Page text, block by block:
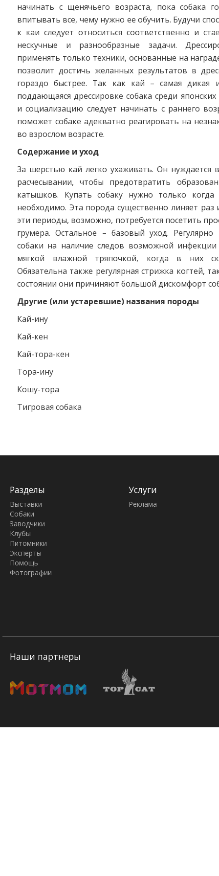
начинать с щенячьего возраста, пока собака
впитывать все, чему нужно ее обучить. Будучи
к каи следует относиться соответственно и
нескучные и разнообразные задачи.
применять только техники, основанные на
позволит достичь желанных результатов в
гораздо быстрее. Так как кай – самая дикая
поддающаяся дрессировке собака среди
и социализацию следует начинать с раннего
поможет собаке адекватно реагировать на
во взрослом возрасте.
Содержание и уход
За шерстью кай легко ухаживать. Он нуждается
расчесывании, чтобы предотвратить
катышков. Купать собаку нужно только когда
необходимо. Эта порода существенно линяет раз
эти периоды, возможно, потребуется посетить
грумера. Остальное – базовый уход.
собаки на наличие следов возможной
мягкой влажной тряпочкой, когда в них
Обязательна также регулярная стрижка когтей,
состоянии они причиняют большой дискомфорт
Другие (или устаревшие) названия породы
Кай-ину
Кай-кен
Кай-тора-кен
Тора-ину
Кошу-тора
Тигровая собака
Разделы
Выставки
Собаки
Заводчики
Клубы
Питомники
Эксперты
Помощь
Фотографии
Услуги
Реклама
Наши партнеры